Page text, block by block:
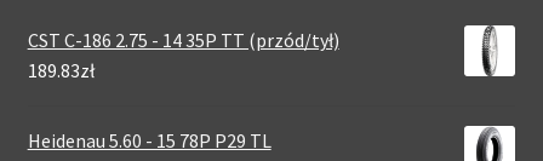
CST C-186 2.75 - 14 35P TT (przód/tył)
189.83zł
Heidenau 5.60 - 15 78P P29 TL